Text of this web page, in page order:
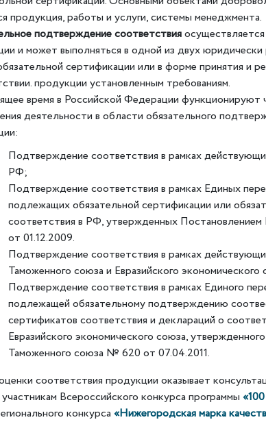
продукция, работы и услуги, системы менеджмента.
подтверждение соответствия
и может выполняться в одной из двух
сертификации или в форме принятия и
продукции установленным требованиям.
время в Российской Федерации функционируют
деятельности в области обязательного
Подтверждение соответствия в рамках
РФ;
Подтверждение соответствия в рамках Единых
подлежащих обязательной сертификации или
соответствия в РФ, утвержденных
от 01.12.2009.
Подтверждение соответствия в рамках
Таможенного союза и Евразийского экономического
Подтверждение соответствия в рамках Единого
подлежащей обязательному подтверждению
сертификатов соответствия и деклараций о
Евразийского экономического союза,
Таможенного союза № 620 от 07.04.2011.
соответствия продукции оказывает
Всероссийского конкурса программы
конкурса «Нижегородская марка